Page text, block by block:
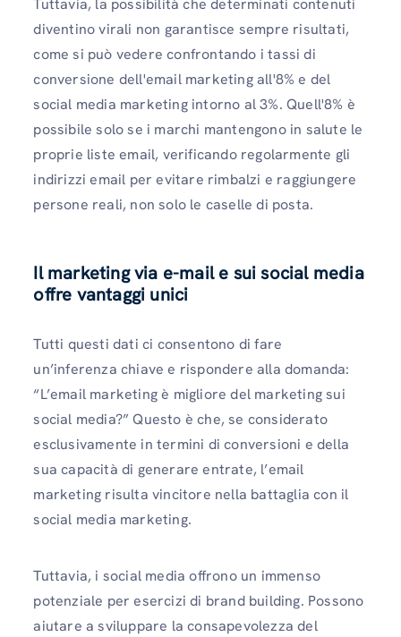
Tuttavia, la possibilità che determinati contenuti
diventino virali non garantisce sempre risultati,
come si può vedere confrontando i tassi di
conversione dell'email marketing all'8% e del
social media marketing intorno al 3%. Quell'8% è
possibile solo se i marchi mantengono in salute le
proprie liste email, verificando regolarmente gli
indirizzi email per evitare rimbalzi e raggiungere
persone reali, non solo le caselle di posta.
Il marketing via e-mail e sui social media
offre vantaggi unici
Tutti questi dati ci consentono di fare
un’inferenza chiave e rispondere alla domanda:
“L’email marketing è migliore del marketing sui
social media?” Questo è che, se considerato
esclusivamente in termini di conversioni e della
sua capacità di generare entrate, l’email
marketing risulta vincitore nella battaglia con il
social media marketing.
Tuttavia, i social media offrono un immenso
potenziale per esercizi di brand building. Possono
aiutare a sviluppare la consapevolezza del